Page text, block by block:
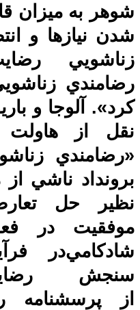
شوهر به ميزان
شدن نيازها و
زناشويي
رضا‌مندي
«رضا‌مندي
برونداد ناشي
نظير حل
موفقيت در
شادكامي‌در
سنجش
از پرسشنامه